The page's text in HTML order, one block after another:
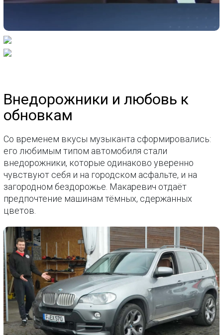
Внедорожники и любовь к
обновкам
Со временем вкусы музыканта сформировались:
его любимым типом автомобиля стали
внедорожники, которые одинаково уверенно
чувствуют себя и на городском асфальте, и на
загородном бездорожье. Макаревич отдаёт
предпочтение машинам тёмных, сдержанных
цветов.